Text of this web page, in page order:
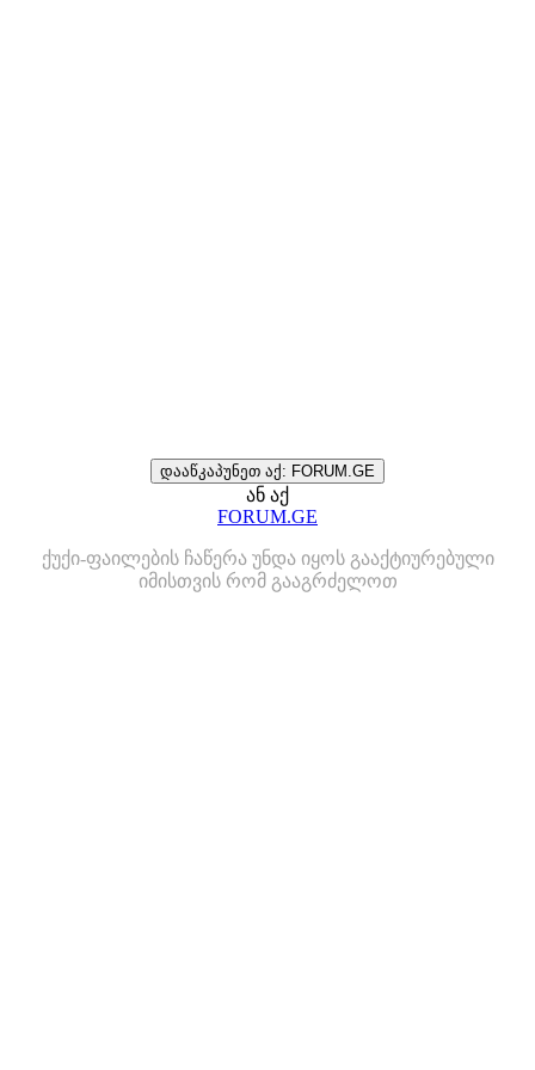
დააწკაპუნეთ აქ: FORUM.GE
ან აქ
FORUM.GE
ქუქი-ფაილების ჩაწერა უნდა იყოს გააქტიურებული
იმისთვის რომ გააგრძელოთ